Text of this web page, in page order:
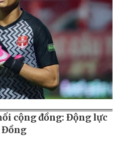
cộng đồng: Động lực
Đồng